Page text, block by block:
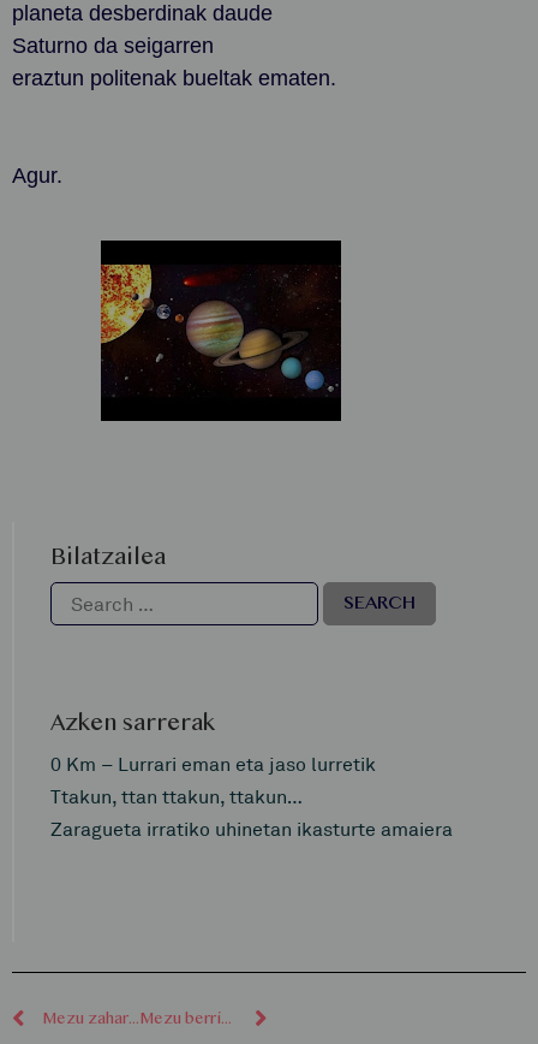
planeta desberdinak daude
Saturno da seigarren
eraztun politenak bueltak ematen.
Agur.
Bilatzailea
Azken sarrerak
0 Km – Lurrari eman eta jaso lurretik
Ttakun, ttan ttakun, ttakun…
Zaragueta irratiko uhinetan ikasturte amaiera
Mezu zaharragoak Mezu berriagoak